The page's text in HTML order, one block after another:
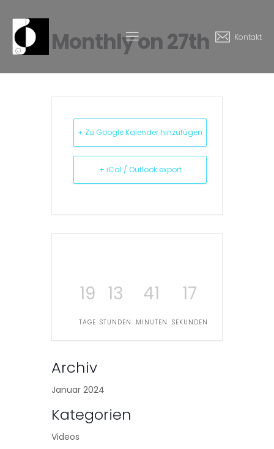
Kontakt
Monthly on 27th
+ Zu Google Kalender hinzufügen
+ iCal / Outlook export
19
TAGE
13
STUNDEN
41
MINUTEN
17
SEKUNDEN
Archiv
Januar 2024
Kategorien
Videos